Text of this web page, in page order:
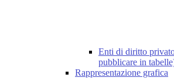
Enti di diritto
pubblicare in
Rappresentazione grafica